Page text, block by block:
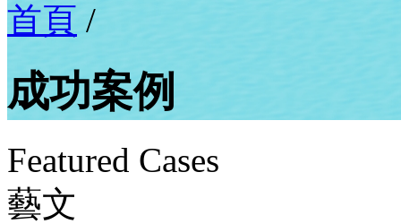
首頁 /
成功案例
Featured Cases
藝文